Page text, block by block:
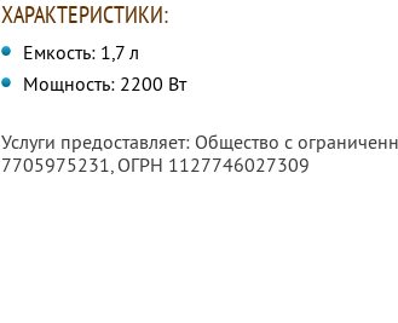
ХАРАКТЕРИСТИКИ:
Емкость: 1,7 л
Мощность: 2200 Вт
Услуги предоставляет: Общество с
7705975231, ОГРН 1127746027309